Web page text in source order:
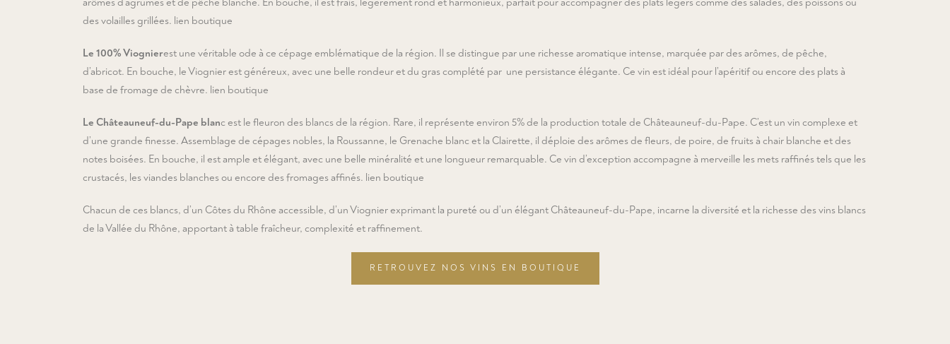
des volailles grillées. lien boutique
Le 100% Viognierest une véritable ode à ce cépage emblématique de la région. Il se distingue par une richesse aromatique intense, marquée par des arômes, de pêche,
d’abricot. En bouche, le Viognier est généreux, avec une belle rondeur et du gras complété par une persistance élégante. Ce vin est idéal pour l’apéritif ou encore des plats à
base de fromage de chèvre. lien boutique
Le Châteauneuf-du-Pape blanc est le fleuron des blancs de la région. Rare, il représente environ 5% de la production totale de Châteauneuf-du-Pape. C’est un vin complexe et
d’une grande finesse. Assemblage de cépages nobles, la Roussanne, le Grenache blanc et la Clairette, il déploie des arômes de fleurs, de poire, de fruits à chair blanche et des
notes boisées. En bouche, il est ample et élégant, avec une belle minéralité et une longueur remarquable. Ce vin d’exception accompagne à merveille les mets raffinés tels que les
crustacés, les viandes blanches ou encore des fromages affinés. lien boutique
Chacun de ces blancs, d’un Côtes du Rhône accessible, d’un Viognier exprimant la pureté ou d’un élégant Châteauneuf-du-Pape, incarne la diversité et la richesse des vins blancs
de la Vallée du Rhône, apportant à table fraîcheur, complexité et raffinement.
RETROUVEZ NOS VINS EN BOUTIQUE